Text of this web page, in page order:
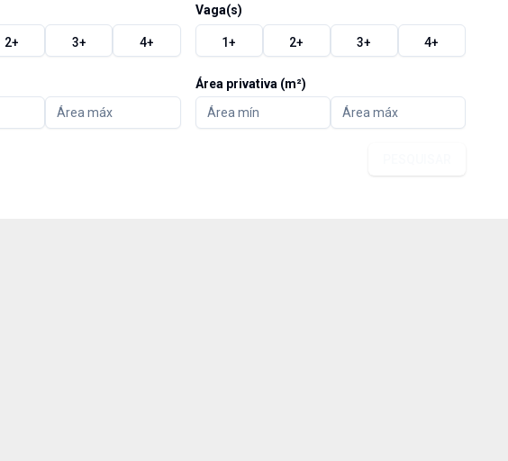
2+ 3+ 4+
Vaga(s)
1+ 2+ 3+ 4+
Área privativa (m²)